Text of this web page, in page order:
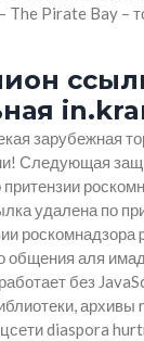
The Pirate Bay –
зарубежная
Следующая
удалена по
общения аля
без
diaspora